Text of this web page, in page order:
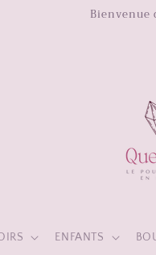
Bienvenue
ENFANTS